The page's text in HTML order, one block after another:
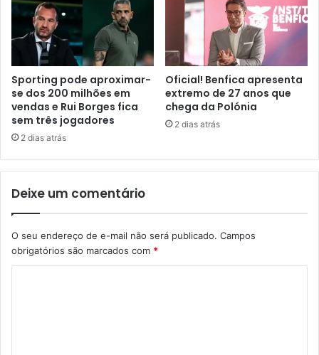
Sporting pode aproximar-
se dos 200 milhões em
vendas e Rui Borges fica
sem três jogadores
2 dias atrás
Oficial! Benfica apresenta
extremo de 27 anos que
chega da Polónia
2 dias atrás
Deixe um comentário
O seu endereço de e-mail não será publicado. Campos
obrigatórios são marcados com *